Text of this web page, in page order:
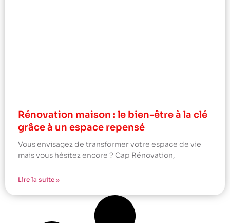
Rénovation maison : le bien-être à la clé
grâce à un espace repensé
Vous envisagez de transformer votre espace de vie
mais vous hésitez encore ? Cap Rénovation,
Lire la suite »